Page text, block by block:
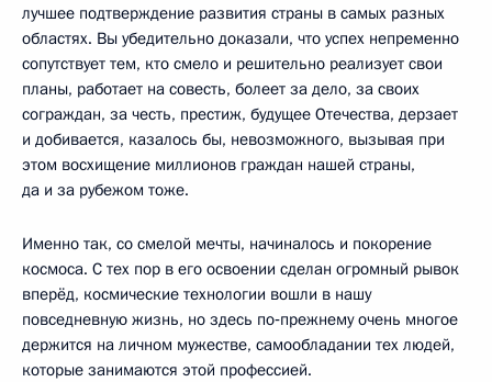
лучшее подтверждение развития страны в самых разных
областях. Вы убедительно доказали, что успех непременно
сопутствует тем, кто смело и решительно реализует свои
планы, работает на совесть, болеет за дело, за своих
сограждан, за честь, престиж, будущее Отечества, дерзает
и добивается, казалось бы, невозможного, вызывая при
этом восхищение миллионов граждан нашей страны,
да и за рубежом тоже.
Именно так, со смелой мечты, начиналось и покорение
космоса. С тех пор в его освоении сделан огромный рывок
вперёд, космические технологии вошли в нашу
повседневную жизнь, но здесь по‑прежнему очень многое
держится на личном мужестве, самообладании тех людей,
которые занимаются этой профессией.